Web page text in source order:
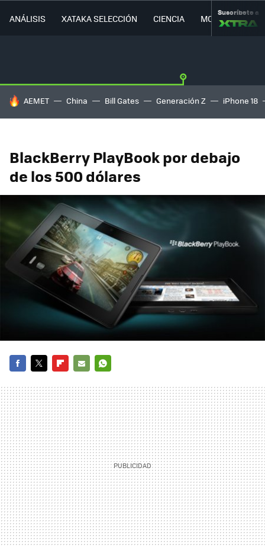
ANÁLISIS XATAKA SELECCIÓN CIENCIA MOVILIDAD
Suscríbete a
HOY SE HABLA DE
AEMET China Bill Gates Generación Z iPhone 18
BlackBerry PlayBook por debajo
de los 500 dólares
MAIL